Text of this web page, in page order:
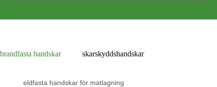
brandfasta handskar skarskyddshandskar
eldfasta handskar för matlagning